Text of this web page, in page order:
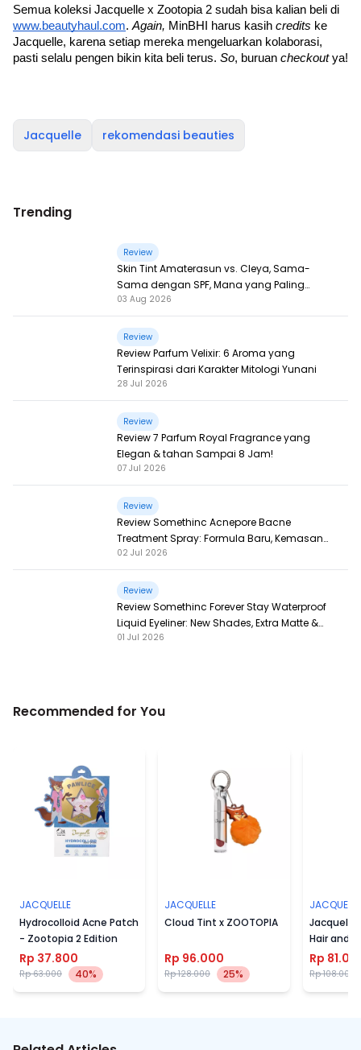
www.beautyhaul.com. Again, MinBHI harus kasih credits ke
Jacquelle, karena setiap mereka mengeluarkan kolaborasi,
pasti selalu pengen bikin kita beli terus. So, buruan checkout ya!
Jacquelle rekomendasi beauties
Trending
Review
Skin Tint Amaterasun vs. Cleya, Sama-
Sama dengan SPF, Mana yang Paling
Nampol?
03 Aug 2026
Review
Review Parfum Velixir: 6 Aroma yang
Terinspirasi dari Karakter Mitologi Yunani
28 Jul 2026
Review
Review 7 Parfum Royal Fragrance yang
Elegan & tahan Sampai 8 Jam!
07 Jul 2026
Review
Review Somethinc Acnepore Bacne
Treatment Spray: Formula Baru, Kemasan
Baru, Makin Ampuh!
02 Jul 2026
Review
Review Somethinc Forever Stay Waterproof
Liquid Eyeliner: New Shades, Extra Matte &
Super Pigmented!
01 Jul 2026
Recommended for You
JACQUELLE
Hydrocolloid Acne Patch
- Zootopia 2 Edition
Rp 37.800
Rp 63.000 40%
JACQUELLE
Cloud Tint x ZOOTOPIA
Rp 96.000
Rp 128.000 25%
JACQUELLE
Jacquelle
Hair and
Rp
Rp 108.000